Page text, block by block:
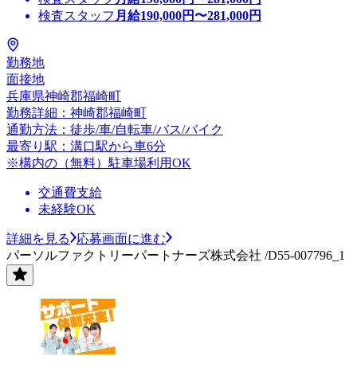
検査スタッフ 月給190,000円〜281,000円
勤務地
面接地
兵庫県神崎郡福崎町
勤務詳細：神崎郡福崎町
通勤方法：徒歩/車/自転車/バス/バイク
最寄り駅：溝口駅から車6分
※構内の（無料）駐車場利用OK
交通費支給
未経験OK
詳細を見る
応募画面に進む
パーソルファクトリーパートナーズ株式会社 /D55-007796_1